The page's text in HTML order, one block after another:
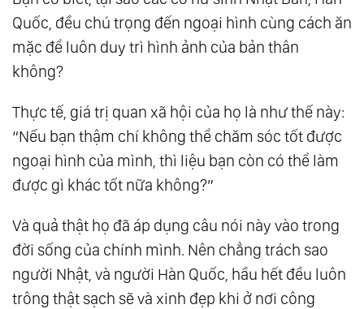
181.Đường Rộng Không Bằng Tâm Rộng,
Mệnh Tốt Không Bằng Tâm Tốt
197.Mỉm Cười Dưới Ánh Mặt Trời, Dũng Cảm
Vượt Qua Mưa Gió
Quốc, đều chú trọng đến ngoại hình cùng cách ăn
mặc để luôn duy trì hình ảnh của bản thân
không?
Thực tế, giá trị quan xã hội của họ là như thế này:
“Nếu bạn thậm chí không thể chăm sóc tốt được
ngoại hình của mình, thì liệu bạn còn có thể làm
được gì khác tốt nữa không?”
Và quả thật họ đã áp dụng câu nói này vào trong
đời sống của chính mình. Nên chẳng trách sao
người Nhật, và người Hàn Quốc, hầu hết đều luôn
trông thật sạch sẽ và xinh đẹp khi ở nơi công